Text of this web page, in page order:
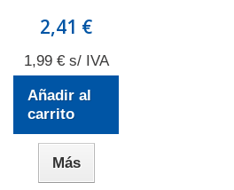
2,41 €
1,99 € s/ IVA
Añadir al
carrito
Más